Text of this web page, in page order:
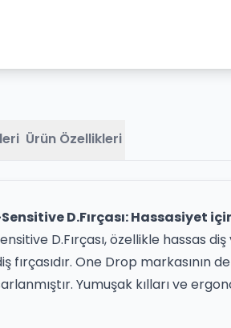
Ürün Özellikleri
D.Fırçası: Hassasiyet
D.Fırçası, özellikle hassas
fırçasıdır. One Drop markasının
Yumuşak kılları ve